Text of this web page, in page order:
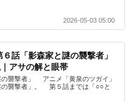
2026-05-03 05:00
話「影森家と謎の襲撃者」
アサの解と眼帯
襲撃者」 アニメ「黄泉のツガイ」
の襲撃者」。 第５話までは「○○と